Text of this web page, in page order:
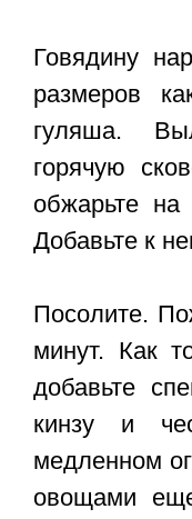
Говядину
размеров
гуляша.
горячую
обжарьте
Добавьте к
Посолите.
минут. Как
добавьте
кинзу и
медленном
овощами